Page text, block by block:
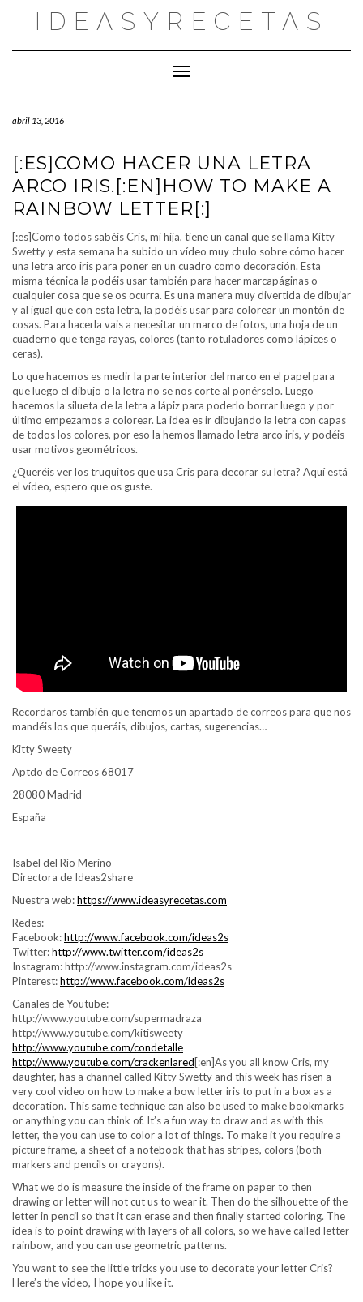
IDEASYRECETAS
Cambiar modo de navegación
abril 13, 2016
[:ES]COMO HACER UNA LETRA
ARCO IRIS.[:EN]HOW TO MAKE A
RAINBOW LETTER[:]
[:es]Como todos sabéis Cris, mi hija, tiene un canal que se llama Kitty
Swetty y esta semana ha subido un vídeo muy chulo sobre cómo hacer
una letra arco iris para poner en un cuadro como decoración. Esta
misma técnica la podéis usar también para hacer marcapáginas o
cualquier cosa que se os ocurra. Es una manera muy divertida de dibujar
y al igual que con esta letra, la podéis usar para colorear un montón de
cosas. Para hacerla vais a necesitar un marco de fotos, una hoja de un
cuaderno que tenga rayas, colores (tanto rotuladores como lápices o
ceras).
Lo que hacemos es medir la parte interior del marco en el papel para
que luego el dibujo o la letra no se nos corte al ponérselo. Luego
hacemos la silueta de la letra a lápiz para poderlo borrar luego y por
último empezamos a colorear. La idea es ir dibujando la letra con capas
de todos los colores, por eso la hemos llamado letra arco iris, y podéis
usar motivos geométricos.
¿Queréis ver los truquitos que usa Cris para decorar su letra? Aquí está
el vídeo, espero que os guste.
Recordaros también que tenemos un apartado de correos para que nos
mandéis los que queráis, dibujos, cartas, sugerencias…
Kitty Sweety
Aptdo de Correos 68017
28080 Madrid
España
Isabel del Río Merino
Directora de Ideas2share
Nuestra web:https://www.ideasyrecetas.com
Redes:
Facebook:http://www.facebook.com/ideas2s
Twitter:http://www.twitter.com/ideas2s
Instagram: http://www.instagram.com/ideas2s
Pinterest:http://www.facebook.com/ideas2s
Canales de Youtube:
http://www.youtube.com/supermadraza
http://www.youtube.com/kitisweety
http://www.youtube.com/condetalle
http://www.youtube.com/crackenlared[:en]As you all know Cris, my
daughter, has a channel called Kitty Swetty and this week has risen a
very cool video on how to make a bow letter iris to put in a box as a
decoration. This same technique can also be used to make bookmarks
or anything you can think of. It’s a fun way to draw and as with this
letter, the you can use to color a lot of things. To make it you require a
picture frame, a sheet of a notebook that has stripes, colors (both
markers and pencils or crayons).
What we do is measure the inside of the frame on paper to then
drawing or letter will not cut us to wear it. Then do the silhouette of the
letter in pencil so that it can erase and then finally started coloring. The
idea is to point drawing with layers of all colors, so we have called letter
rainbow, and you can use geometric patterns.
You want to see the little tricks you use to decorate your letter Cris?
Here’s the video, I hope you like it.